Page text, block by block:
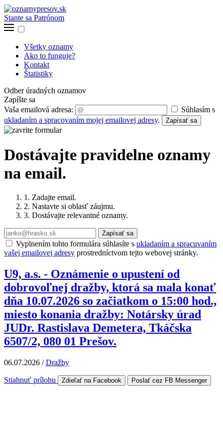
Stante sa Patrónom
Všetky oznamy
Ako to funguje?
Kontakt
Štatistiky
Odber úradných oznamov
Zapíšte sa
Vaša emailová adresa:
Súhlasím s
ukladaním a spracovaním mojej emailovej adresy. Zapísať sa
Dostávajte pravidelne oznamy
na email.
1. Zadajte email.
2. Nastavte si oblasť záujmu.
3. Dostávajte relevantné oznamy.
Zapísať sa
Vyplnením tohto formulára súhlasíte s ukladaním a spracuvaním
vašej emailovej adresy prostredníctvom tejto webovej stránky.
U9, a.s. - Oznámenie o upustení od
dobrovoľnej dražby, ktorá sa mala konať
dňa 10.07.2026 so začiatkom o 15:00 hod.,
miesto konania dražby: Notársky úrad
JUDr. Rastislava Demetera, Tkáčska
6507/2, 080 01 Prešov.
06.07.2026 /Dražby
Stiahnuť prílohu Zdieľať na Facebook Poslať cez FB Messenger